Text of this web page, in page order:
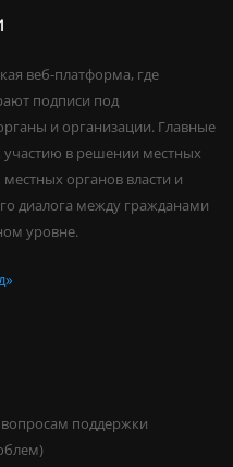
веб-платформа, где
подписи под
и организации. Главные
участию в решении местных
органов власти и
диалога между гражданами
уровне.
поддержки